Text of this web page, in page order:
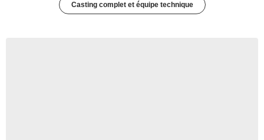
Casting complet et équipe technique